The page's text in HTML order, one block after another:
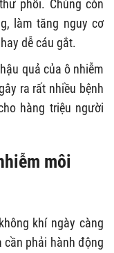
phổi. Chúng còn
làm tăng nguy cơ
dễ cáu gắt.
quả của ô nhiễm
ra rất nhiều bệnh
hàng triệu người
môi
khí ngày càng
phải hành động